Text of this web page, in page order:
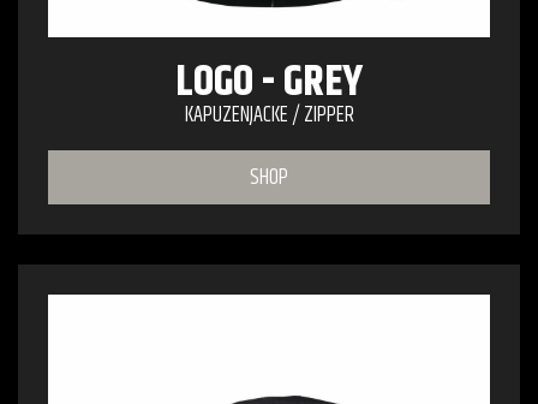
LOGO - GREY
KAPUZENJACKE / ZIPPER
SHOP